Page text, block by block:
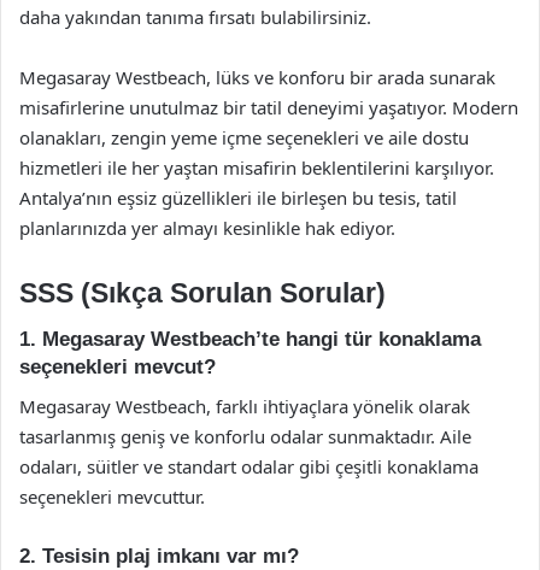
daha yakından tanıma fırsatı bulabilirsiniz.
Megasaray Westbeach, lüks ve konforu bir arada sunarak
misafirlerine unutulmaz bir tatil deneyimi yaşatıyor. Modern
olanakları, zengin yeme içme seçenekleri ve aile dostu
hizmetleri ile her yaştan misafirin beklentilerini karşılıyor.
Antalya’nın eşsiz güzellikleri ile birleşen bu tesis, tatil
planlarınızda yer almayı kesinlikle hak ediyor.
SSS (Sıkça Sorulan Sorular)
1. Megasaray Westbeach’te hangi tür konaklama
seçenekleri mevcut?
Megasaray Westbeach, farklı ihtiyaçlara yönelik olarak
tasarlanmış geniş ve konforlu odalar sunmaktadır. Aile
odaları, süitler ve standart odalar gibi çeşitli konaklama
seçenekleri mevcuttur.
2. Tesisin plaj imkanı var mı?